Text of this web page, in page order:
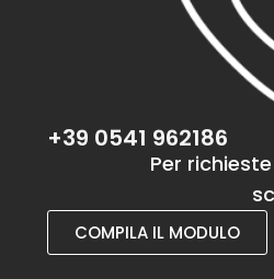
+39 0541 962186
Per
COMPILA IL MODULO